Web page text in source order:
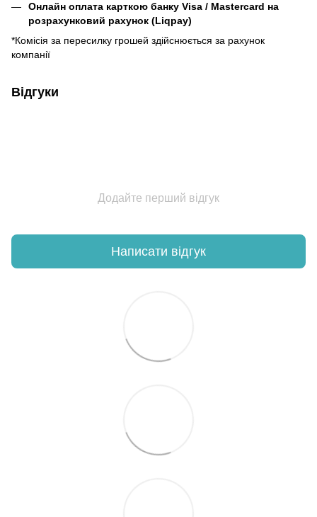
Онлайн оплата карткою банку Visa / Mastercard на
розрахунковий рахунок (Liqpay)
*Комісія за пересилку грошей здійснюється за рахунок
компанії
Відгуки
Додайте перший відгук
Написати відгук